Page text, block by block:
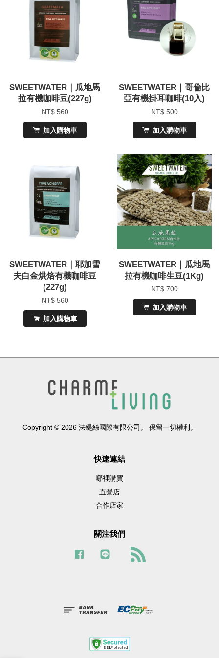
SWEETWATER｜瓜地馬
拉有機咖啡豆(227g)
NT$ 560
加入購物車
SWEETWATER｜哥倫比
亞有機掛耳咖啡(10入)
NT$ 500
加入購物車
SWEETWATER｜耶加雪
夫白金烘焙有機咖啡豆
(227g)
NT$ 560
加入購物車
SWEETWATER｜瓜地馬
拉有機咖啡生豆(1Kg)
NT$ 700
加入購物車
Copyright © 2026 法緹絲國際有限公司。 保留一切權利。
快速連結
哪裡購買
直營店
合作店家
關注我們
Facebook